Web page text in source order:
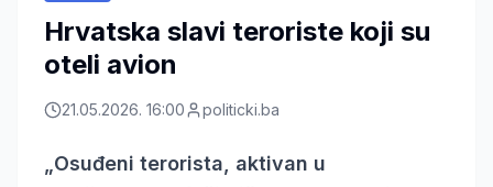
Hrvatska slavi teroriste koji su
oteli avion
21.05.2026. 16:00 politicki.ba
„Osuđeni terorista, aktivan u